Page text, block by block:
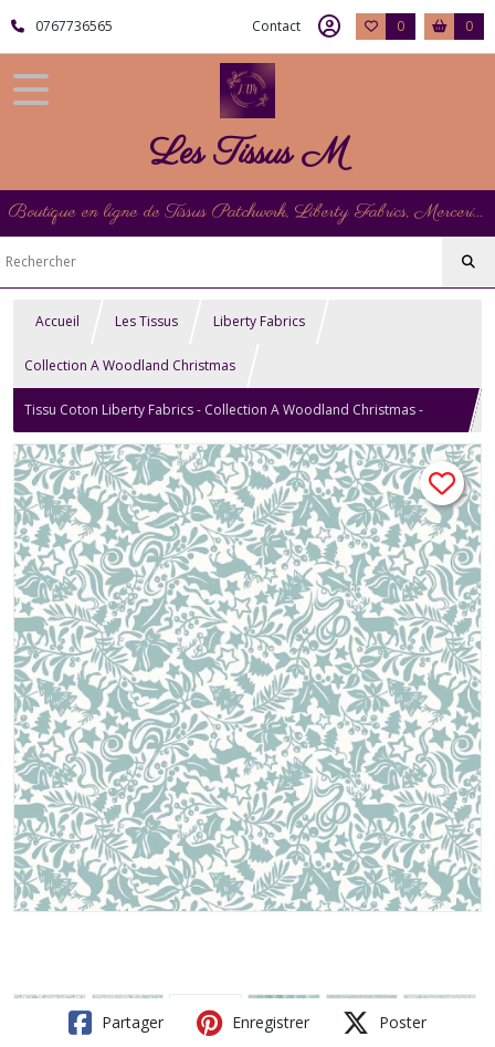
0767736565 Contact 0 0
Les Tissus M
Boutique en ligne de Tissus Patchwork, Liberty Fabrics, Mercerie et Matériel de Point de Croix
Accueil Les Tissus Liberty Fabrics
Collection A Woodland Christmas
Tissu Coton Liberty Fabrics - Collection A Woodland Christmas -
Enchanted Forest Bleu
Partager Enregistrer Poster